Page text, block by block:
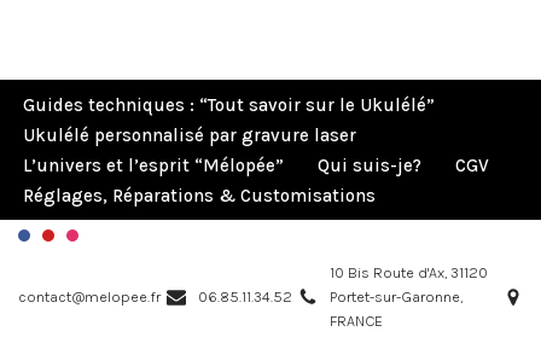
Guides techniques : “Tout savoir sur le Ukulélé”
Ukulélé personnalisé par gravure laser
L’univers et l’esprit “Mélopée”
Qui suis-je?
CGV
Réglages, Réparations & Customisations
contact@melopee.fr 06.85.11.34.52
10 Bis Route d'Ax, 31120
Portet-sur-Garonne,
FRANCE